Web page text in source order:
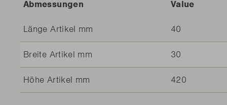
Abmessungen Value
Länge Artikel mm 40
Breite Artikel mm 30
Höhe Artikel mm 420